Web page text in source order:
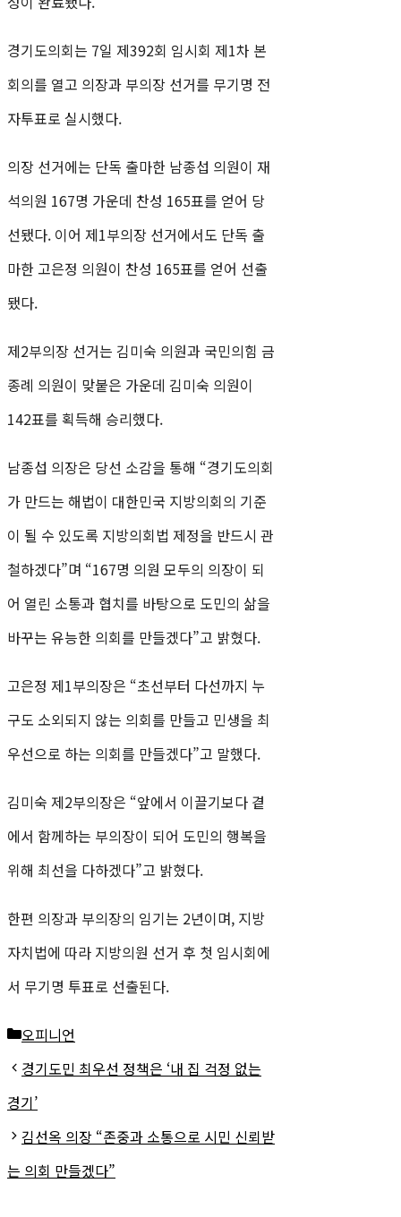
경기도의회는 7일 제392회 임시회 제1차 본
회의를 열고 의장과 부의장 선거를 무기명 전
자투표로 실시했다.
의장 선거에는 단독 출마한 남종섭 의원이 재
석의원 167명 가운데 찬성 165표를 얻어 당
선됐다. 이어 제1부의장 선거에서도 단독 출
마한 고은정 의원이 찬성 165표를 얻어 선출
됐다.
제2부의장 선거는 김미숙 의원과 국민의힘 금
종례 의원이 맞붙은 가운데 김미숙 의원이
142표를 획득해 승리했다.
남종섭 의장은 당선 소감을 통해 “경기도의회
가 만드는 해법이 대한민국 지방의회의 기준
이 될 수 있도록 지방의회법 제정을 반드시 관
철하겠다”며 “167명 의원 모두의 의장이 되
어 열린 소통과 협치를 바탕으로 도민의 삶을
바꾸는 유능한 의회를 만들겠다”고 밝혔다.
고은정 제1부의장은 “초선부터 다선까지 누
구도 소외되지 않는 의회를 만들고 민생을 최
우선으로 하는 의회를 만들겠다”고 말했다.
김미숙 제2부의장은 “앞에서 이끌기보다 곁
에서 함께하는 부의장이 되어 도민의 행복을
위해 최선을 다하겠다”고 밝혔다.
한편 의장과 부의장의 임기는 2년이며, 지방
자치법에 따라 지방의원 선거 후 첫 임시회에
서 무기명 투표로 선출된다.
카
테
고
리
오피니언
경기도민 최우선 정책은 ‘내 집 걱정 없는
경기’
김선옥 의장 “존중과 소통으로 시민 신뢰받
는 의회 만들겠다”